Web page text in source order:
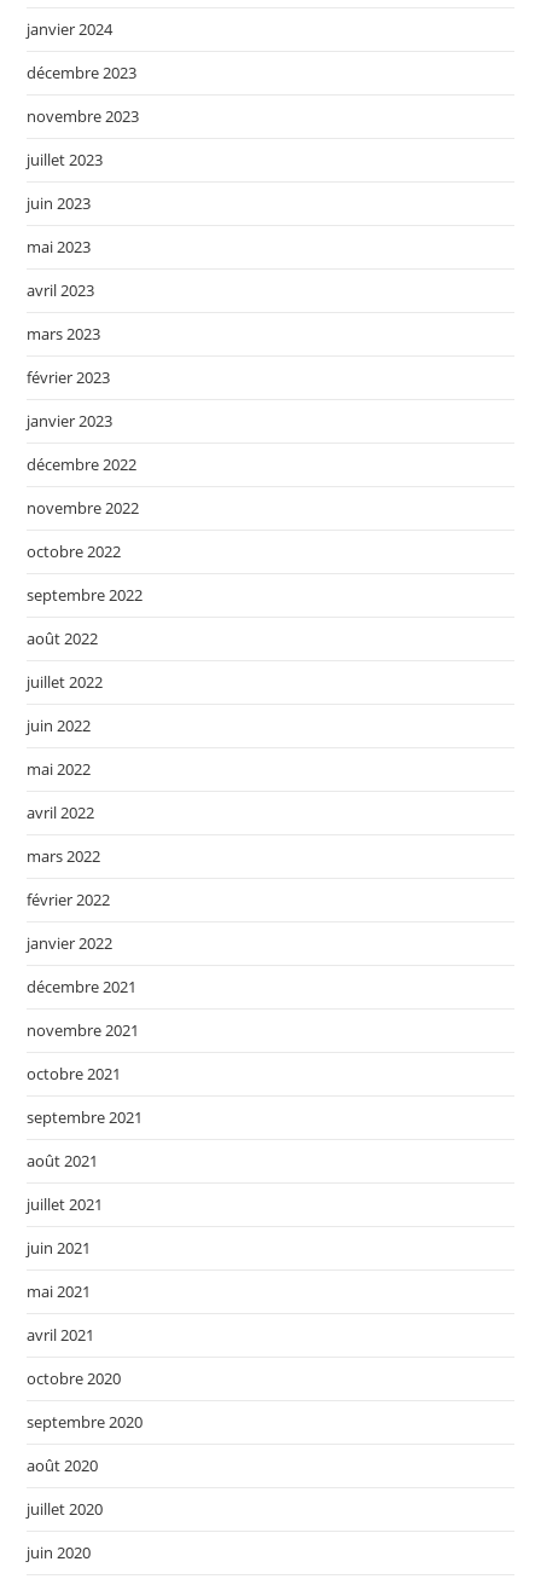
janvier 2024
décembre 2023
novembre 2023
juillet 2023
juin 2023
mai 2023
avril 2023
mars 2023
février 2023
janvier 2023
décembre 2022
novembre 2022
octobre 2022
septembre 2022
août 2022
juillet 2022
juin 2022
mai 2022
avril 2022
mars 2022
février 2022
janvier 2022
décembre 2021
novembre 2021
octobre 2021
septembre 2021
août 2021
juillet 2021
juin 2021
mai 2021
avril 2021
octobre 2020
septembre 2020
août 2020
juillet 2020
juin 2020